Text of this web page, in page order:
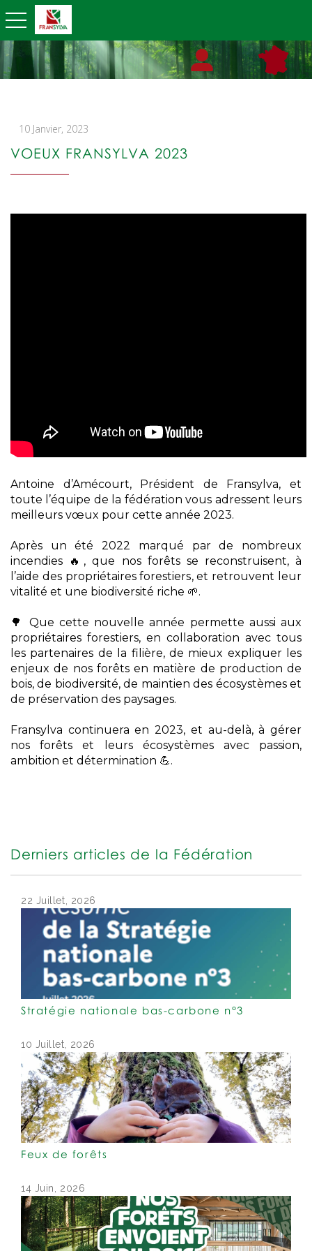
toggle navigation
10 Janvier, 2023
VOEUX FRANSYLVA 2023
Antoine d’Amécourt, Président de Fransylva, et
toute l’équipe de la fédération vous adressent leurs
meilleurs vœux pour cette année 2023.
Après un été 2022 marqué par de nombreux
incendies 🔥, que nos forêts se reconstruisent, à
l’aide des propriétaires forestiers, et retrouvent leur
vitalité et une biodiversité riche 🌱.
🌳 Que cette nouvelle année permette aussi aux
propriétaires forestiers, en collaboration avec tous
les partenaires de la filière, de mieux expliquer les
enjeux de nos forêts en matière de production de
bois, de biodiversité, de maintien des écosystèmes et
de préservation des paysages.
Fransylva continuera en 2023, et au-delà, à gérer
nos forêts et leurs écosystèmes avec passion,
ambition et détermination 💪.
Derniers articles de la Fédération
22 Juillet, 2026
Stratégie nationale bas-carbone n°3
10 Juillet, 2026
Feux de forêts
14 Juin, 2026